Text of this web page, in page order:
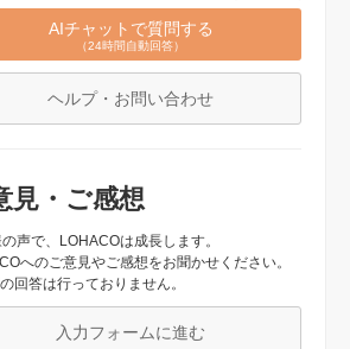
AIチャットで質問する
（24時間自動回答）
ヘルプ・お問い合わせ
見・ご感想
声で、LOHACOは成長します。
へのご意見やご感想をお聞かせください。
回答は行っておりません。
入力フォームに進む